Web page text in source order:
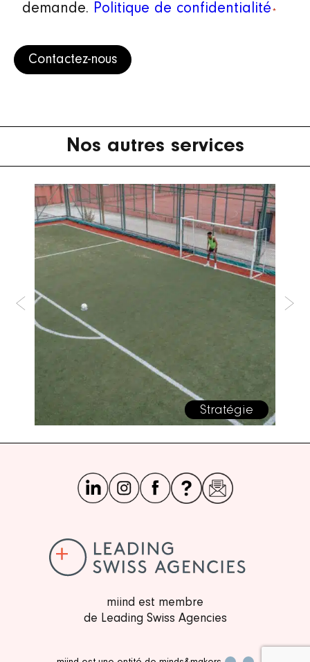
données
demande. Politique de confidentialité *
Nos autres services
Stratégie
miind est membre
de Leading Swiss Agencies